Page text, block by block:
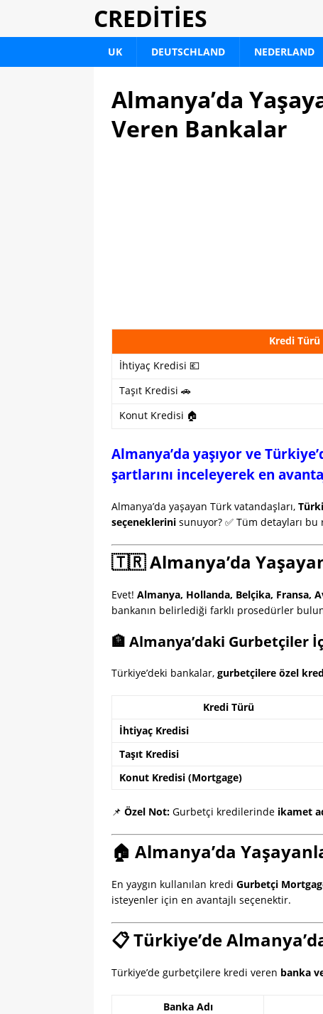
CREDITIES
UK DEUTSCHLAND NEDERLAND
Almanya’da
Veren Bankalar
Kredi Türü
İhtiyaç Kredisi 💶
Taşıt Kredisi 🚗
Konut Kredisi 🏠
Almanya’da yaşıyor ve
şartlarını inceleyerek en
Almanya’da yaşayan Türk vatandaşları,
seçeneklerini sunuyor? ✅ Tüm detayları
🇹🇷 Almanya’da
Evet! Almanya, Hollanda, Belçika, Fransa,
bankanın belirlediği farklı prosedürler
🏦 Almanya’daki Gurbetçiler
Türkiye’deki bankalar, gurbetçilere özel
Kredi Türü
İhtiyaç Kredisi
Taşıt Kredisi
Konut Kredisi (Mortgage)
📌 Özel Not: Gurbetçi kredilerinde ikamet
🏠 Almanya’da
En yaygın kullanılan kredi Gurbetçi
isteyenler için en avantajlı seçenektir.
📋 Türkiye’de
Türkiye’de gurbetçilere kredi veren banka
Banka Adı